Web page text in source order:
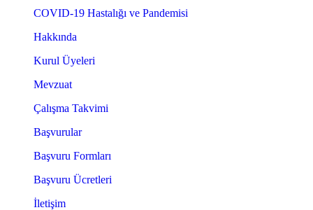
COVID-19 Hastalığı ve Pandemisi
Hakkında
Kurul Üyeleri
Mevzuat
Çalışma Takvimi
Başvurular
Başvuru Formları
Başvuru Ücretleri
İletişim